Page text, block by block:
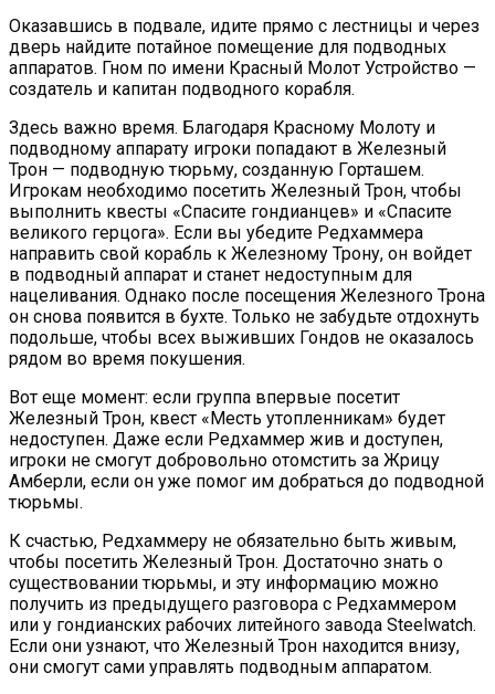
Оказавшись в подвале, идите прямо с лестницы и через
дверь найдите потайное помещение для подводных
аппаратов. Гном по имени Красный Молот Устройство —
создатель и капитан подводного корабля.
Здесь важно время. Благодаря Красному Молоту и
подводному аппарату игроки попадают в Железный
Трон — подводную тюрьму, созданную Горташем.
Игрокам необходимо посетить Железный Трон, чтобы
выполнить квесты «Спасите гондианцев» и «Спасите
великого герцога». Если вы убедите Редхаммера
направить свой корабль к Железному Трону, он войдет
в подводный аппарат и станет недоступным для
нацеливания. Однако после посещения Железного Трона
он снова появится в бухте. Только не забудьте отдохнуть
подольше, чтобы всех выживших Гондов не оказалось
рядом во время покушения.
Вот еще момент: если группа впервые посетит
Железный Трон, квест «Месть утопленникам» будет
недоступен. Даже если Редхаммер жив и доступен,
игроки не смогут добровольно отомстить за Жрицу
Амберли, если он уже помог им добраться до подводной
тюрьмы.
К счастью, Редхаммеру не обязательно быть живым,
чтобы посетить Железный Трон. Достаточно знать о
существовании тюрьмы, и эту информацию можно
получить из предыдущего разговора с Редхаммером
или у гондианских рабочих литейного завода Steelwatch.
Если они узнают, что Железный Трон находится внизу,
они смогут сами управлять подводным аппаратом.